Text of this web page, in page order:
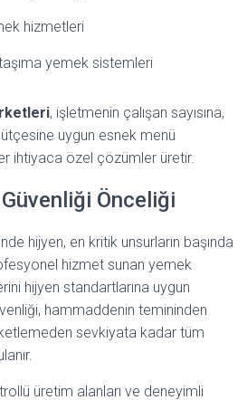
hizmetleri
yemek sistemleri
, işletmenin çalışan sayısına,
uygun esnek menü
ihtiyaca özel çözümler üretir.
Önceliği
hijyen, en kritik unsurların başında
hizmet sunan yemek
hijyen standartlarına uygun
hammaddenin temininden
sevkiyata kadar tüm
üretim alanları ve deneyimli